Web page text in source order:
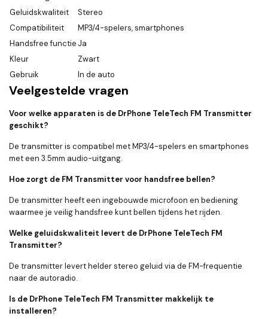
Geluidskwaliteit
Stereo
Compatibiliteit
MP3/4-spelers, smartphones
Handsfree functie Ja
Kleur
Zwart
Gebruik
In de auto
Veelgestelde vragen
Voor welke apparaten is de DrPhone TeleTech FM Transmitter
geschikt?
De transmitter is compatibel met MP3/4-spelers en smartphones
met een 3.5mm audio-uitgang.
Hoe zorgt de FM Transmitter voor handsfree bellen?
De transmitter heeft een ingebouwde microfoon en bediening
waarmee je veilig handsfree kunt bellen tijdens het rijden.
Welke geluidskwaliteit levert de DrPhone TeleTech FM
Transmitter?
De transmitter levert helder stereo geluid via de FM-frequentie
naar de autoradio.
Is de DrPhone TeleTech FM Transmitter makkelijk te
installeren?